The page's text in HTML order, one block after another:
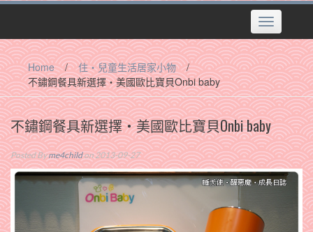
Toggle
navigation
Home / 住‧兒童生活居家小物
/
不鏽鋼餐具新選擇‧美國歐比寶貝Onbi baby
不鏽鋼餐具新選擇‧美國歐比寶貝Onbi baby
Posted Byme4childon 2013-09-27